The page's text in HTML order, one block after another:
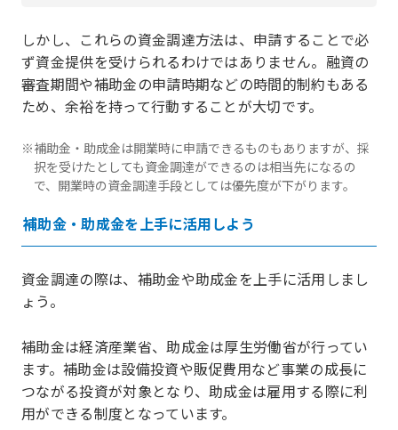
しかし、これらの資金調達方法は、申請することで必
ず資金提供を受けられるわけではありません。融資の
審査期間や補助金の申請時期などの時間的制約もある
ため、余裕を持って行動することが大切です。
※補助金・助成金は開業時に申請できるものもありますが、採
択を受けたとしても資金調達ができるのは相当先になるの
で、開業時の資金調達手段としては優先度が下がります。
補助金・助成金を上手に活用しよう
資金調達の際は、補助金や助成金を上手に活用しまし
ょう。
補助金は経済産業省、助成金は厚生労働省が行ってい
ます。補助金は設備投資や販促費用など事業の成長に
つながる投資が対象となり、助成金は雇用する際に利
用ができる制度となっています。